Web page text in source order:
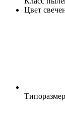
Цвет